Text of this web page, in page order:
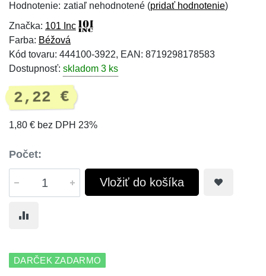
Hodnotenie: zatiaľ nehodnotené (pridať hodnotenie)
Značka: 101 Inc
Farba: Béžová
Kód tovaru: 444100-3922, EAN: 8719298178583
Dostupnosť: skladom 3 ks
2,22 €
1,80 € bez DPH 23%
Počet:
Vložiť do košíka
DARČEK ZADARMO